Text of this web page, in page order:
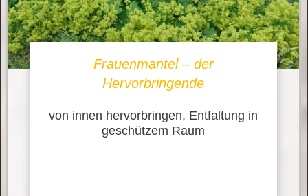
Frauenmantel – der
Hervorbringende
von innen hervorbringen, Entfaltung in
geschützem Raum